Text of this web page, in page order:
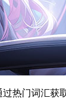
热门词汇